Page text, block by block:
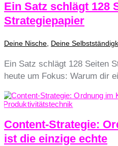
Ein Satz schlägt 128
Strategiepapier
Deine Nische Deine
Ein Satz schlägt 128 Seiten
heute um Fokus: Warum dir
Content-Strategie:
ist die einzige echte